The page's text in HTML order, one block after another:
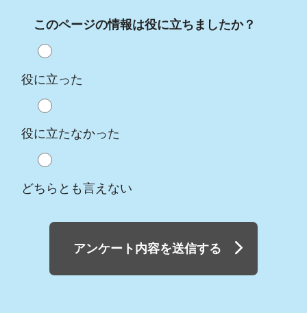
このページの情報は役に立ちましたか？
役に立った
役に立たなかった
どちらとも言えない
アンケート内容を送信する